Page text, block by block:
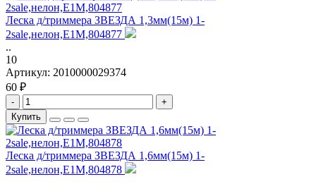
Леска д/триммера ЗВЕЗДА 1,3мм(15м) 1-
2sale,нелон,Е1М,804877
..
10
Артикул: 2010000029374
60 ₽
-
+
Купить
Леска д/триммера ЗВЕЗДА 1,6мм(15м) 1-
2sale,нелон,Е1М,804878